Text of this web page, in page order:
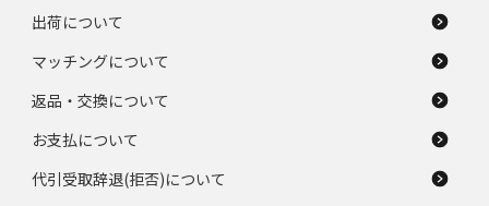
出荷について
マッチングについて
返品・交換について
お支払について
代引受取辞退(拒否)について